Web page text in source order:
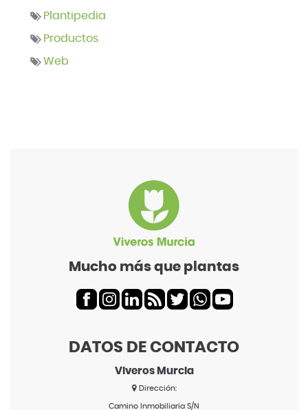
Plantipedia
Productos
Web
Mucho más que plantas
DATOS DE CONTACTO
Viveros Murcia
Dirección:
Camino Inmobiliaria S/N